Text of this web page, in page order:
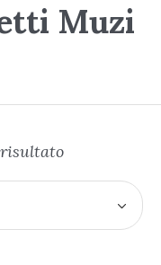
Muzi